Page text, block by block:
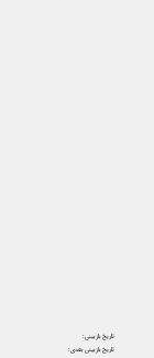
تاریخ بازبینی:
تاریخ بازبینی بعدی: